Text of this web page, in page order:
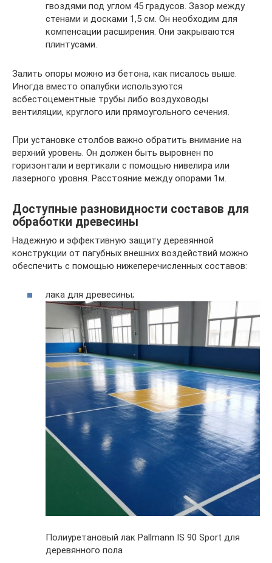
гвоздями под углом 45 градусов. Зазор между
стенами и досками 1,5 см. Он необходим для
компенсации расширения. Они закрываются
плинтусами.
Залить опоры можно из бетона, как писалось выше.
Иногда вместо опалубки используются
асбестоцементные трубы либо воздуховоды
вентиляции, круглого или прямоугольного сечения.
При установке столбов важно обратить внимание на
верхний уровень. Он должен быть выровнен по
горизонтали и вертикали с помощью нивелира или
лазерного уровня. Расстояние между опорами 1м.
Доступные разновидности составов для
обработки древесины
Надежную и эффективную защиту деревянной
конструкции от пагубных внешних воздействий можно
обеспечить с помощью нижеперечисленных составов:
лака для древесины;
Полиуретановый лак Pallmann IS 90 Sport для
деревянного пола